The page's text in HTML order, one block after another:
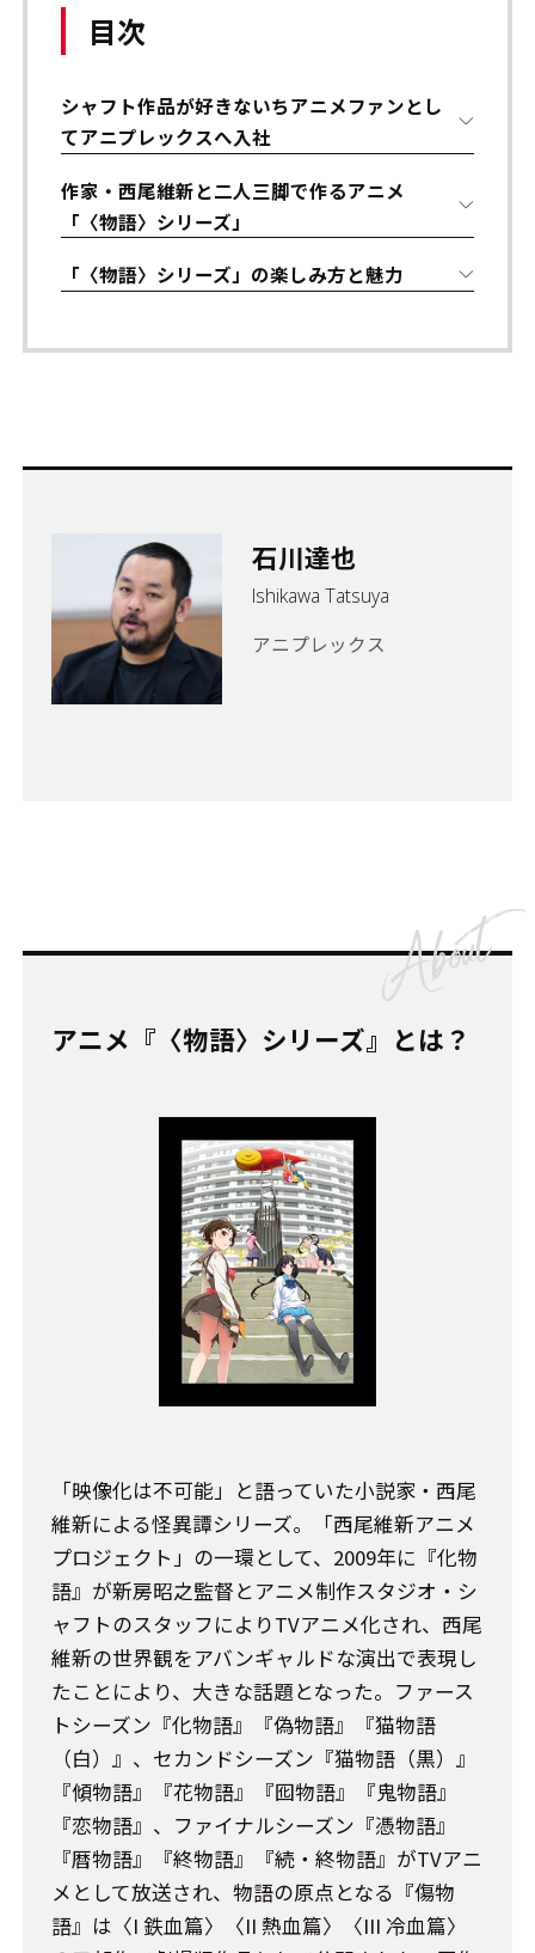
目次
シャフト作品が好きないちアニメファンとし
てアニプレックスへ入社
作家・西尾維新と二人三脚で作るアニメ
「〈物語〉シリーズ」
「〈物語〉シリーズ」の楽しみ方と魅力
石川達也
Ishikawa Tatsuya
アニプレックス
アニメ『〈物語〉シリーズ』とは？
「映像化は不可能」と語っていた小説家・西尾
維新による怪異譚シリーズ。「西尾維新アニメ
プロジェクト」の一環として、2009年に『化物
語』が新房昭之監督とアニメ制作スタジオ・シ
ャフトのスタッフによりTVアニメ化され、西尾
維新の世界観をアバンギャルドな演出で表現し
たことにより、大きな話題となった。ファース
トシーズン『化物語』『偽物語』『猫物語
（白）』、セカンドシーズン『猫物語（黒）』
『傾物語』『花物語』『囮物語』『鬼物語』
『恋物語』、ファイナルシーズン『憑物語』
『暦物語』『終物語』『続・終物語』がTVアニ
メとして放送され、物語の原点となる『傷物
語』は〈I 鉄血篇〉〈II 熱血篇〉〈III 冷血篇〉